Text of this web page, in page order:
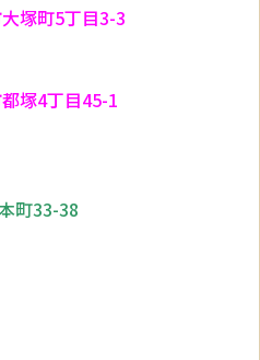
塚町5丁目3-3
塚4丁目45-1
町33-38